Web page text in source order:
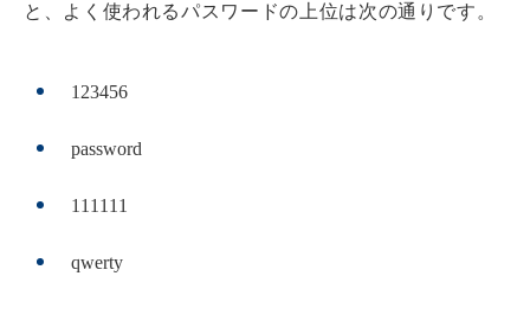
と、よく使われるパスワードの上位は次の通りです。
123456
password
111111
qwerty